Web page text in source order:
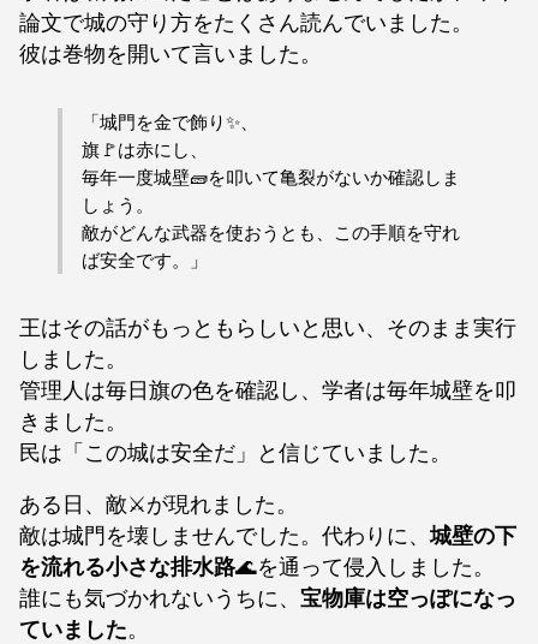
論文で城の守り方をたくさん読んでいました。
彼は巻物を開いて言いました。
「城門を金で飾り✨、
旗🚩は赤にし、
毎年一度城壁🧱を叩いて亀裂がないか確認しま
しょう。
敵がどんな武器を使おうとも、この手順を守れ
ば安全です。」
王はその話がもっともらしいと思い、そのまま実行
しました。
管理人は毎日旗の色を確認し、学者は毎年城壁を叩
きました。
民は「この城は安全だ」と信じていました。
ある日、敵⚔️が現れました。
敵は城門を壊しませんでした。代わりに、城壁の下
を流れる小さな排水路🌊を通って侵入しました。
誰にも気づかれないうちに、 宝物庫は空っぽになっ
ていました。